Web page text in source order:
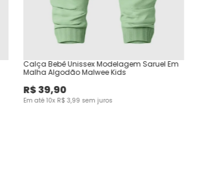
Calça Bebê Unissex Modelagem Saruel Em
Malha Algodão Malwee Kids
R$39,90
Em até10x R$ 3,99 sem juros